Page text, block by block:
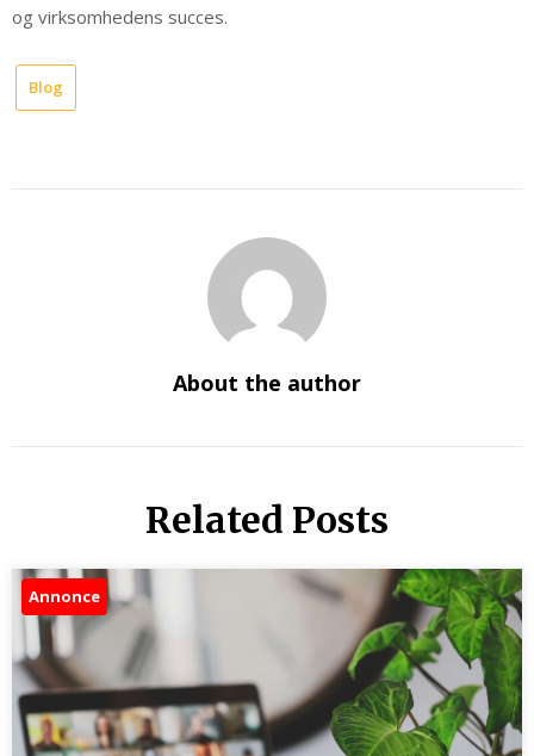
og virksomhedens succes.
Blog
About the author
Related Posts
Annonce